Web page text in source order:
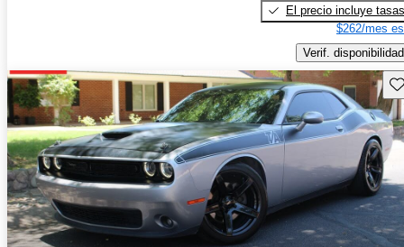
El precio incluye tasas
$262/mes
Verif. disponibilidad